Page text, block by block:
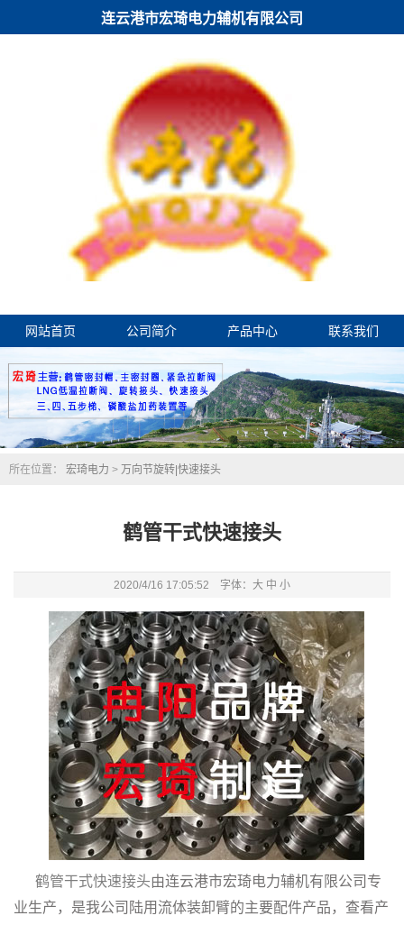
连云港市宏琦电力辅机有限公司
网站首页 公司简介 产品中心 联系我们
所在位置： 宏琦电力 > 万向节旋转|快速接头
鹤管干式快速接头
2020/4/16 17:05:52 字体： 大 中 小
鹤管干式快速接头由连云港市宏琦电力辅机有限公司专
业生产，是我公司陆用流体装卸臂的主要配件产品，查看产